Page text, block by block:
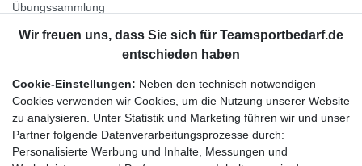
Übungssammlung
Unternehmen
Widerrufsrecht
Bestellung widerrufen
Datenschutzerklärung
Cookie-Einstellungen: Neben den technisch notwendigen
Cookies verwenden wir Cookies, um die Nutzung unserer Website
zu analysieren. Unter Statistik und Marketing führen wir und unser
Partner folgende Datenverarbeitungsprozesse durch:
Personalisierte Werbung und Inhalte, Messungen und